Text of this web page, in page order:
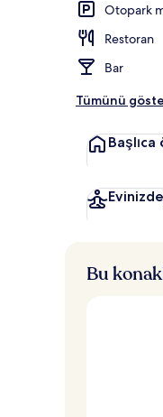
Otopark
Restoran
Bar
Tümünü
Bu